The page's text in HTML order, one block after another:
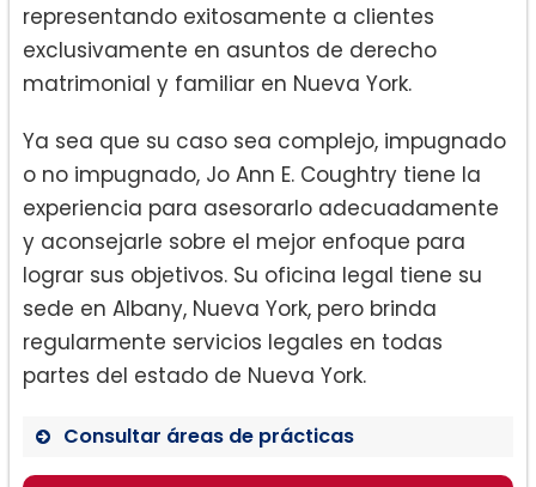
representando exitosamente a clientes
exclusivamente en asuntos de derecho
matrimonial y familiar en Nueva York.
Ya sea que su caso sea complejo, impugnado
o no impugnado, Jo Ann E. Coughtry tiene la
experiencia para asesorarlo adecuadamente
y aconsejarle sobre el mejor enfoque para
lograr sus objetivos. Su oficina legal tiene su
sede en Albany, Nueva York, pero brinda
regularmente servicios legales en todas
partes del estado de Nueva York.
Consultar áreas de prácticas